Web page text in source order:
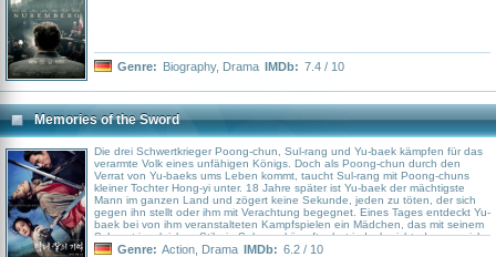
Genre: Biography, Drama IMDb: 7.4 / 10
Memories of the Sword
Die drei Schwertkrieger Poong-chun, Sul-rang und Yu-baek kämpfen für das
verarmte Volk eines unfähigen Königs. Doch als Poong-chun durch den
Verrat von Yu-baeks ums Leben kommt, taucht Sul-rang mit Poong-chuns
kleiner Tochter Hong-yi unter. 18 Jahre später ist Yu-baek der mächtigste
Mann im ganzen Land und zögert keine Sekunde, jeden zu töten, der sich
gegen ihn stellt oder ihm mit Verachtung begegnet. Eines Tages entdeckt Yu-
baek bei von ihm veranstalteten Kampfspielen ein Mädchen, das mit seinem
Schwert im gleichen Stil wie Sul-rang kämpft, ahnt jedoch nicht, dass es sich
dabei um Hong-yi handelt. Als Hong-yi schließlich die Wahrheit erfährt,
Genre: Action Drama IMDb: 6.2 / 10